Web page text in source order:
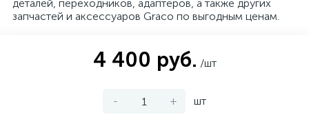
деталей, переходников, адаптеров, а также других
запчастей и аксессуаров Graco по выгодным ценам.
4 400 руб. /шт
- + шт